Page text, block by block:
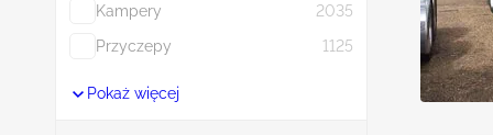
Kampery
2035
Przyczepy
1125
Pokaż więcej